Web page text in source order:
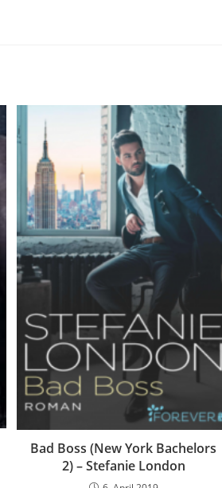
Bad Boss (New York Bachelors
2) – Stefanie London